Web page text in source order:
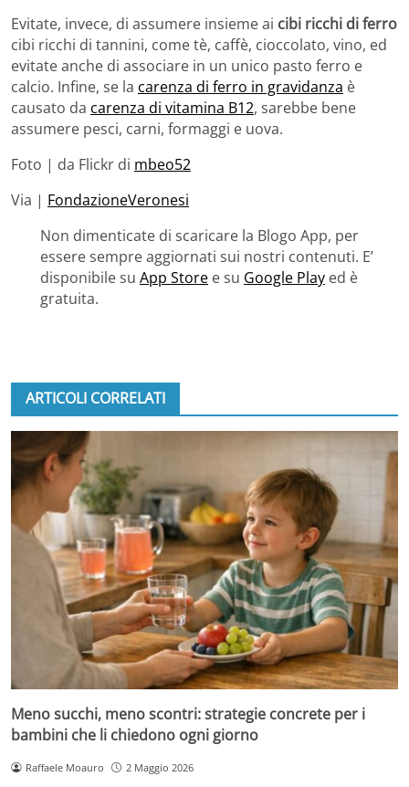
Evitate, invece, di assumere insieme ai cibi ricchi di ferro
cibi ricchi di tannini, come tè, caffè, cioccolato, vino, ed
evitate anche di associare in un unico pasto ferro e
calcio. Infine, se la carenza di ferro in gravidanza è
causato da carenza di vitamina B12, sarebbe bene
assumere pesci, carni, formaggi e uova.
Foto | da Flickr di mbeo52
Via | FondazioneVeronesi
Non dimenticate di scaricare la Blogo App, per
essere sempre aggiornati sui nostri contenuti. E’
disponibile su App Store e su Google Play ed è
gratuita.
ARTICOLI CORRELATI
Meno succhi, meno scontri: strategie concrete per i
bambini che li chiedono ogni giorno
Raffaele Moauro 2 Maggio 2026